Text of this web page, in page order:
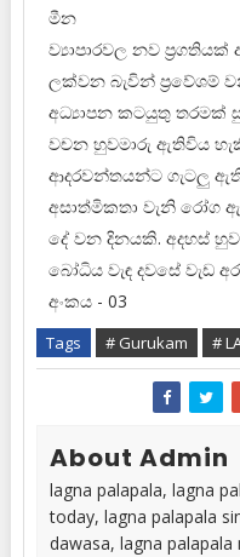
මීන
ව්‍යාපාරවල නව
ලක්වන බැවින් ප්‍රවේශම්
අධ්‍යාපන කටයුතු තරමක්
වචන හුවමාරු ඇතිවිය
ආදරවන්තයන්ට ගැටලු
අසාත්මිකතා වැනි රෝග
දේ වන දිනයකි. අදහස්
බෝධිය වැඳ දවසේ වැඩ
අංකය - 03
Tags # Gurukam #
About Admin
lagna palapala, lagna
today, lagna palapala
dawasa, lagna